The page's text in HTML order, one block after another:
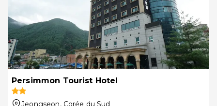
Persimmon Tourist Hotel
Jeongseon, Corée du Sud